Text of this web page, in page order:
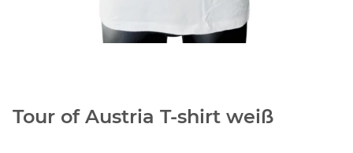
Tour of Austria T-shirt weiß